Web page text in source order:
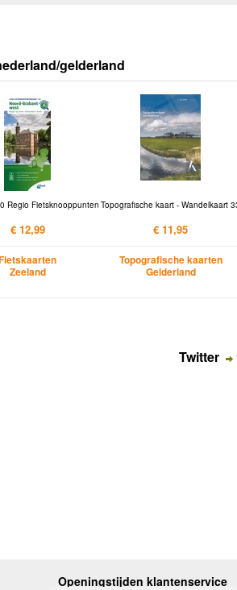
gelderland
Regio Fietsknooppunten
€ 12,99
Zeeland
Topografische kaart - Wandelkaart
€ 11,95
Topografische kaarten
Gelderland
Twitter
Openingstijden klantenservice